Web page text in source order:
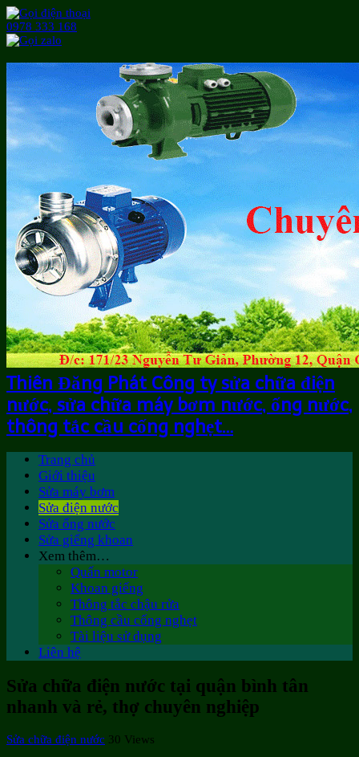
0978 333 168
Thiên Đăng Phát Công ty sửa chữa điện
nước, sửa chữa máy bơm nước, ống nước,
thông tắc cầu cống nghẹt…
Trang chủ
Giới thiệu
Sửa máy bơm
Sửa điện nước
Sửa ống nước
Sửa giếng khoan
Xem thêm…
Quấn motor
Khoan giếng
Thông tắc chậu rửa
Thông cầu cống nghẹt
Tài liệu sử dụng
Liên hệ
Sửa chữa điện nước tại quận bình tân
nhanh và rẻ, thợ chuyên nghiệp
Sửa chữa điện nước 30 Views